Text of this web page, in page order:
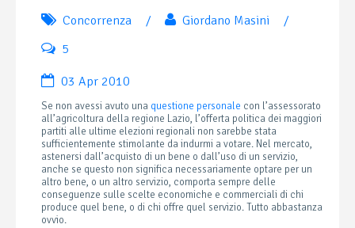
Concorrenza / Giordano Masini
/
5
03 Apr 2010
Se non avessi avuto una questione personale con l’assessorato
all’agricoltura della regione Lazio, l’offerta politica dei maggiori
partiti alle ultime elezioni regionali non sarebbe stata
sufficientemente stimolante da indurmi a votare. Nel mercato,
astenersi dall’acquisto di un bene o dall’uso di un servizio,
anche se questo non significa necessariamente optare per un
altro bene, o un altro servizio, comporta sempre delle
conseguenze sulle scelte economiche e commerciali di chi
produce quel bene, o di chi offre quel servizio. Tutto abbastanza
ovvio.